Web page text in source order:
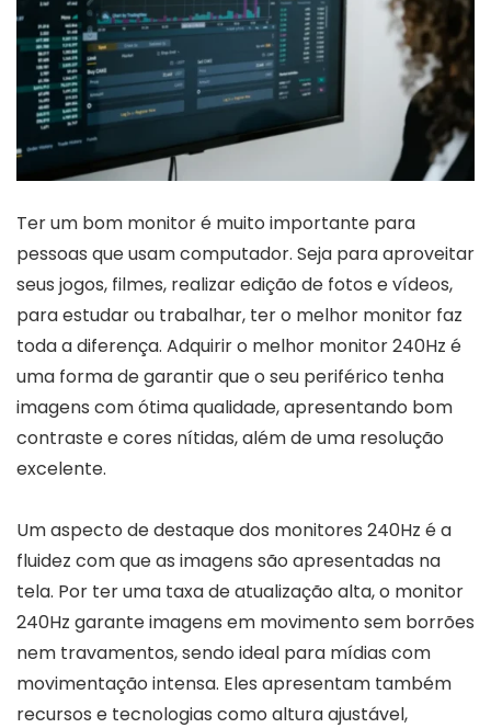
Ter um bom monitor é muito importante para
pessoas que usam computador. Seja para aproveitar
seus jogos, filmes, realizar edição de fotos e vídeos,
para estudar ou trabalhar, ter o melhor monitor faz
toda a diferença. Adquirir o melhor monitor 240Hz é
uma forma de garantir que o seu periférico tenha
imagens com ótima qualidade, apresentando bom
contraste e cores nítidas, além de uma resolução
excelente.
Um aspecto de destaque dos monitores 240Hz é a
fluidez com que as imagens são apresentadas na
tela. Por ter uma taxa de atualização alta, o monitor
240Hz garante imagens em movimento sem borrões
nem travamentos, sendo ideal para mídias com
movimentação intensa. Eles apresentam também
recursos e tecnologias como altura ajustável,